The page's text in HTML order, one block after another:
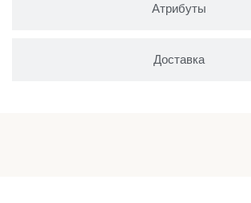
Атрибуты
Доставка